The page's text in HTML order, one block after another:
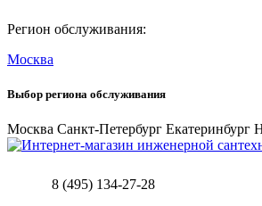
Регион обслуживания:
Москва
Выбор региона обслуживания
Москва Санкт-Петербург Екатеринбург
8 (495) 134-27-28